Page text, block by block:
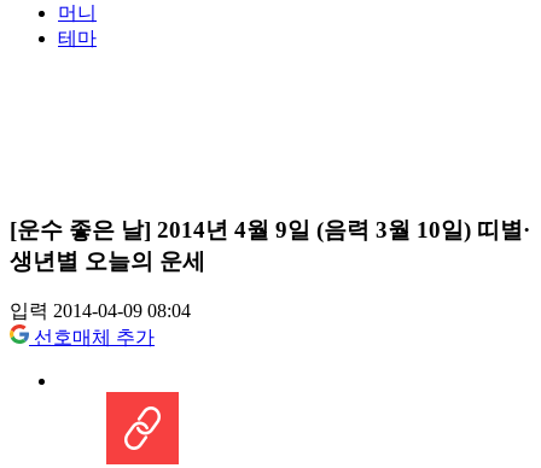
머니
테마
[운수 좋은 날] 2014년 4월 9일 (음력 3월 10일) 띠별·
생년별 오늘의 운세
입력 2014-04-09 08:04
선호매체 추가